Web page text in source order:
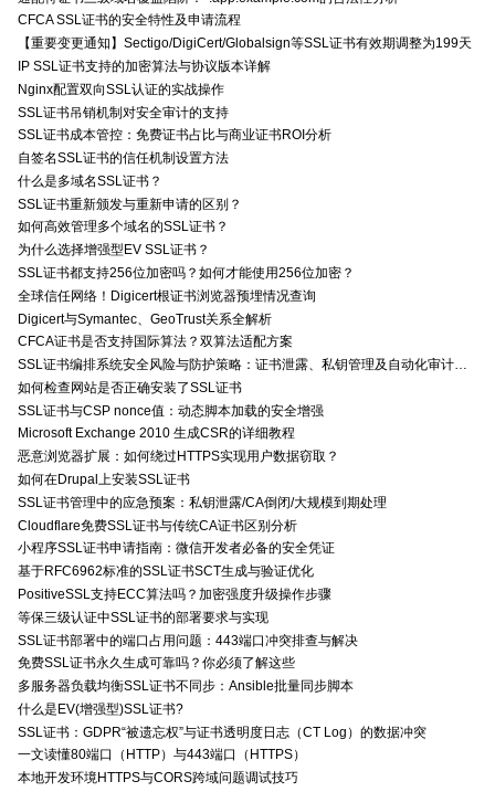
CFCA SSL证书的安全特性及申请流程
【重要变更通知】Sectigo/DigiCert/Globalsign等SSL证书有效期调整为199天
IP SSL证书支持的加密算法与协议版本详解
Nginx配置双向SSL认证的实战操作
SSL证书吊销机制对安全审计的支持
SSL证书成本管控：免费证书占比与商业证书ROI分析
自签名SSL证书的信任机制设置方法
什么是多域名SSL证书？
SSL证书重新颁发与重新申请的区别？
如何高效管理多个域名的SSL证书？
为什么选择增强型EV SSL证书？
SSL证书都支持256位加密吗？如何才能使用256位加密？
全球信任网络！Digicert根证书浏览器预埋情况查询
Digicert与Symantec、GeoTrust关系全解析
CFCA证书是否支持国际算法？双算法适配方案
SSL证书编排系统安全风险与防护策略：证书泄露、私钥管理及自动化审计技术要点
如何检查网站是否正确安装了SSL证书
SSL证书与CSP nonce值：动态脚本加载的安全增强
Microsoft Exchange 2010 生成CSR的详细教程
恶意浏览器扩展：如何绕过HTTPS实现用户数据窃取？
如何在Drupal上安装SSL证书
SSL证书管理中的应急预案：私钥泄露/CA倒闭/大规模到期处理
Cloudflare免费SSL证书与传统CA证书区别分析
小程序SSL证书申请指南：微信开发者必备的安全凭证
基于RFC6962标准的SSL证书SCT生成与验证优化
PositiveSSL支持ECC算法吗？加密强度升级操作步骤
等保三级认证中SSL证书的部署要求与实现
SSL证书部署中的端口占用问题：443端口冲突排查与解决
免费SSL证书永久生成可靠吗？你必须了解这些
多服务器负载均衡SSL证书不同步：Ansible批量同步脚本
什么是EV(增强型)SSL证书?
SSL证书：GDPR“被遗忘权”与证书透明度日志（CT Log）的数据冲突
一文读懂80端口（HTTP）与443端口（HTTPS）
本地开发环境HTTPS与CORS跨域问题调试技巧